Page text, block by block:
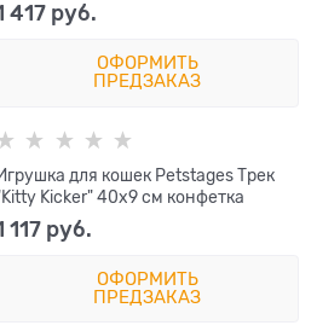
417 руб.
ОФОРМИТЬ
ПРЕДЗАКАЗ
для кошек Petstages Трек
Kicker" 40х9 см конфетка
117 руб.
ОФОРМИТЬ
ПРЕДЗАКАЗ